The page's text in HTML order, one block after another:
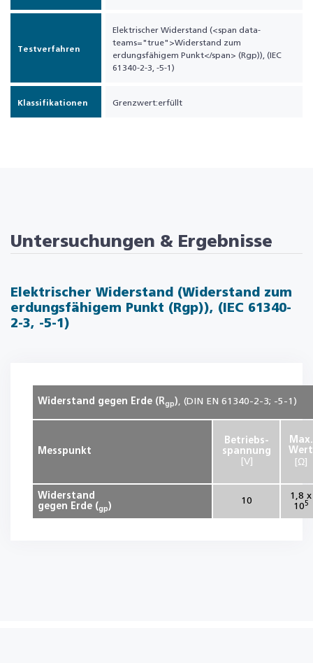
Testverfahren
Elektrischer Widerstand (<span data-
teams="true">Widerstand zum
erdungsfähigem Punkt</span> (Rgp)), (IEC
61340-2-3, -5-1)
Klassifikationen Grenzwert:erfüllt
Untersuchungen & Ergebnisse
Elektrischer Widerstand (Widerstand zum
erdungsfähigem Punkt (Rgp)), (IEC 61340-
2-3, -5-1)
Widerstand gegen Erde (Rgp),(DIN EN 61340-2-3; -5-1)
Messpunkt
Betriebs-
spannung
[V]
Max.
Wert
[Ω]
Widerstand
gegen Erde (gp)
10
1,8 x
10 5